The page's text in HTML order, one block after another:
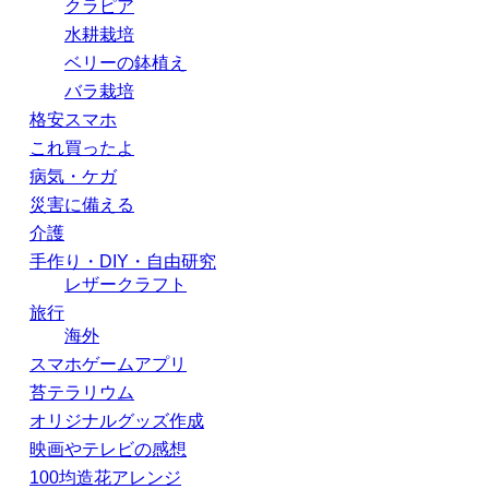
クラピア
水耕栽培
ベリーの鉢植え
バラ栽培
格安スマホ
これ買ったよ
病気・ケガ
災害に備える
介護
手作り・DIY・自由研究
レザークラフト
旅行
海外
スマホゲームアプリ
苔テラリウム
オリジナルグッズ作成
映画やテレビの感想
100均造花アレンジ